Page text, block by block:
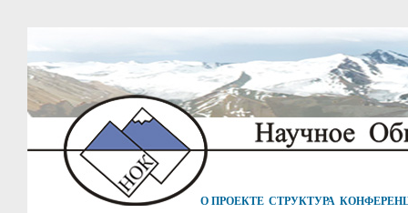
О ПРОЕКТЕ СТРУКТУРА